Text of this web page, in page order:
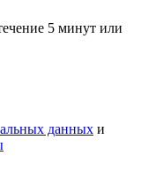
5 минут или
данных и